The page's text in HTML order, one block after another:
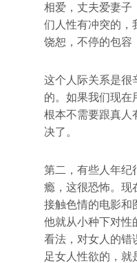
相爱，丈夫爱妻子
们人性有冲突的，
饶恕，不停的包容
这个人际关系是很
的。如果我们现在
根本不需要跟真人
决了。
第二，有些人年纪
瘾，这很恐怖。现
接触色情的电影和
他就从小种下对性
看法，对女人的错
足女人性欲的，就